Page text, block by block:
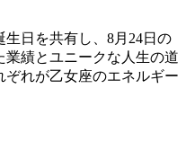
日を共有し、8月24日の
績とユニークな人生の道
れが乙女座のエネルギー